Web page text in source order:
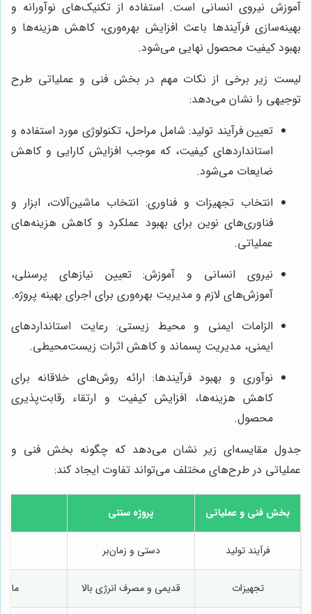
آموزش نیروی انسانی است. استفاده از تکنیک‌های نوآورانه و
بهینه‌سازی فرآیندها باعث افزایش بهره‌وری، کاهش هزینه‌ها و
بهبود کیفیت محصول نهایی می‌شود.
لیست زیر برخی از نکات مهم در بخش فنی و عملیاتی طرح
توجیهی را نشان می‌دهد:
تعیین فرآیند تولید: شامل مراحل، تکنولوژی مورد استفاده و
استانداردهای کیفیت، که موجب افزایش کارایی و کاهش
ضایعات می‌شود.
انتخاب تجهیزات و فناوری: انتخاب ماشین‌آلات، ابزار و
فناوری‌های نوین برای بهبود عملکرد و کاهش هزینه‌های
عملیاتی.
نیروی انسانی و آموزش: تعیین نیازهای پرسنلی،
آموزش‌های لازم و مدیریت بهره‌وری برای اجرای بهینه پروژه.
الزامات ایمنی و محیط زیستی: رعایت استانداردهای
ایمنی، مدیریت پسماند و کاهش اثرات زیست‌محیطی.
نوآوری و بهبود فرآیندها: ارائه روش‌های خلاقانه برای
کاهش هزینه‌ها، افزایش کیفیت و ارتقاء رقابت‌پذیری
محصول.
جدول مقایسه‌ای زیر نشان می‌دهد که چگونه بخش فنی و
عملیاتی در طرح‌های مختلف می‌تواند تفاوت ایجاد کند:
بخش فنی و عملیاتی پروژه سنتی
فرآیند تولید دستی و زمان‌بر
تجهیزات قدیمی و مصرف انرژی بالا